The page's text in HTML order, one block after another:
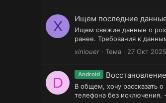
X Ищем последние
Ищем свежие данные о
ранее. Требования к
xiniouer
Тема 27 Окт 2025
D
Android
В общем, хочу рассказать
телефона без исключения.